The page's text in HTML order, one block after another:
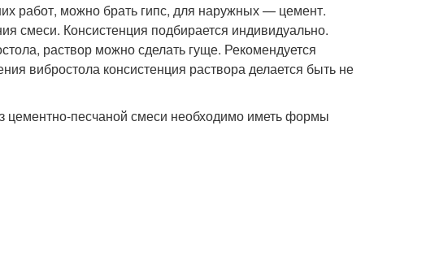
работ, можно брать гипс, для наружных — цемент.
смеси. Консистенция подбирается индивидуально.
раствор можно сделать гуще. Рекомендуется
вибростола консистенция раствора делается быть не
цементно-песчаной смеси необходимо иметь формы